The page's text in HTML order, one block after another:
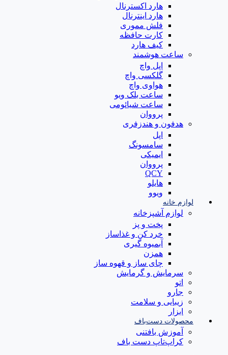
هارد اکسترنال
هارد اینترنال
فلش مموری
کارت حافظه
کیف هارد
ساعت هوشمند
اپل واچ
گلکسی واچ
هواوی واچ
ساعت بلک ویو
ساعت شیائومی
پرووان
هدفون و هندزفری
اپل
سامسونگ
ایمیکی
پرووان
QCY
هایلو
ویوو
لوازم خانه
لوازم آشپزخانه
پخت و پز
خرد کن و غذاساز
آبمیوه گیری
همزن
چای ساز و قهوه ساز
سرمایش و گرمایش
اتو
جارو
زیبایی و سلامت
ابزار
محصولات دست‌باف
آموزش بافتنی
کراپ‌تاپ دست باف